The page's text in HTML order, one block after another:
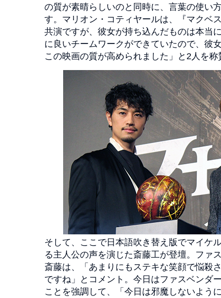
の質が素晴らしいのと同時に、言葉の使い
す。マリオン・コティヤールは、『マクベ
共演ですが、彼女が持ち込んだものは本当
に良いチームワークができていたので、彼
この映画の質が高められました」と2人を
そして、ここで日本語吹き替え版でマイケ
る主人公の声を演じた斎藤工が登壇。ファ
斎藤は、「あまりにもステキな笑顔で悩殺
ですね」とコメント。今日はファスベンダ
ことを強調して、「今日は邪魔しないよう